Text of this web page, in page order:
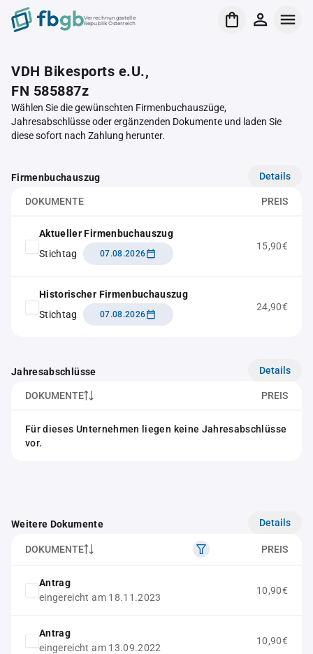
Verrechnungsstelle
Republik Österreich
VDH Bikesports e.U.,
FN 585887z
Wählen Sie die gewünschten Firmenbuchauszüge,
Jahresabschlüsse oder ergänzenden Dokumente und laden Sie
diese sofort nach Zahlung herunter.
Firmenbuchauszug Details
DOKUMENTE PREIS
Aktueller Firmenbuchauszug
Stichtag
07.08.2026
15,90€
Historischer Firmenbuchauszug
Stichtag
07.08.2026
24,90€
Jahresabschlüsse Details
DOKUMENTE PREIS
Für dieses Unternehmen liegen keine Jahresabschlüsse
vor.
Weitere Dokumente Details
DOKUMENTE PREIS
Antrag
eingereicht am 18.11.2023
10,90€
Antrag
eingereicht am 13.09.2022
10,90€